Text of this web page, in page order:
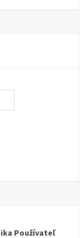
Používateľ